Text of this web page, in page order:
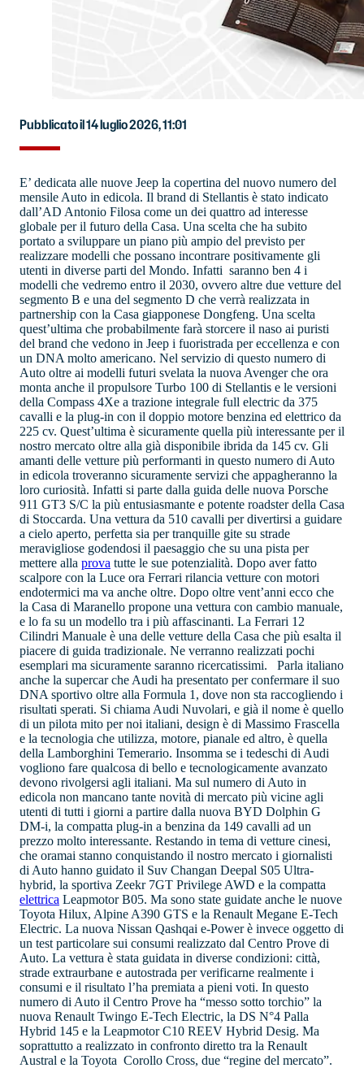
Pubblicato il 14 luglio 2026, 11:01
E’ dedicata alle nuove Jeep la copertina del nuovo numero del
mensile Auto in edicola. Il brand di Stellantis è stato indicato
dall’AD Antonio Filosa come un dei quattro ad interesse
globale per il futuro della Casa. Una scelta che ha subito
portato a sviluppare un piano più ampio del previsto per
realizzare modelli che possano incontrare positivamente gli
utenti in diverse parti del Mondo. Infatti saranno ben 4 i
modelli che vedremo entro il 2030, ovvero altre due vetture del
segmento B e una del segmento D che verrà realizzata in
partnership con la Casa giapponese Dongfeng. Una scelta
quest’ultima che probabilmente farà storcere il naso ai puristi
del brand che vedono in Jeep i fuoristrada per eccellenza e con
un DNA molto americano. Nel servizio di questo numero di
Auto oltre ai modelli futuri svelata la nuova Avenger che ora
monta anche il propulsore Turbo 100 di Stellantis e le versioni
della Compass 4Xe a trazione integrale full electric da 375
cavalli e la plug-in con il doppio motore benzina ed elettrico da
225 cv. Quest’ultima è sicuramente quella più interessante per il
nostro mercato oltre alla già disponibile ibrida da 145 cv. Gli
amanti delle vetture più performanti in questo numero di Auto
in edicola troveranno sicuramente servizi che appagheranno la
loro curiosità. Infatti si parte dalla guida delle nuova Porsche
911 GT3 S/C la più entusiasmante e potente roadster della Casa
di Stoccarda. Una vettura da 510 cavalli per divertirsi a guidare
a cielo aperto, perfetta sia per tranquille gite su strade
meravigliose godendosi il paesaggio che su una pista per
mettere alla prova tutte le sue potenzialità. Dopo aver fatto
scalpore con la Luce ora Ferrari rilancia vetture con motori
endotermici ma va anche oltre. Dopo oltre vent’anni ecco che
la Casa di Maranello propone una vettura con cambio manuale,
e lo fa su un modello tra i più affascinanti. La Ferrari 12
Cilindri Manuale è una delle vetture della Casa che più esalta il
piacere di guida tradizionale. Ne verranno realizzati pochi
esemplari ma sicuramente saranno ricercatissimi. Parla italiano
anche la supercar che Audi ha presentato per confermare il suo
DNA sportivo oltre alla Formula 1, dove non sta raccogliendo i
risultati sperati. Si chiama Audi Nuvolari, e già il nome è quello
di un pilota mito per noi italiani, design è di Massimo Frascella
e la tecnologia che utilizza, motore, pianale ed altro, è quella
della Lamborghini Temerario. Insomma se i tedeschi di Audi
vogliono fare qualcosa di bello e tecnologicamente avanzato
devono rivolgersi agli italiani. Ma sul numero di Auto in
edicola non mancano tante novità di mercato più vicine agli
utenti di tutti i giorni a partire dalla nuova BYD Dolphin G
DM-i, la compatta plug-in a benzina da 149 cavalli ad un
prezzo molto interessante. Restando in tema di vetture cinesi,
che oramai stanno conquistando il nostro mercato i giornalisti
di Auto hanno guidato il Suv Changan Deepal S05 Ultra-
hybrid, la sportiva Zeekr 7GT Privilege AWD e la compatta
elettrica Leapmotor B05. Ma sono state guidate anche le nuove
Toyota Hilux, Alpine A390 GTS e la Renault Megane E-Tech
Electric. La nuova Nissan Qashqai e-Power è invece oggetto di
un test particolare sui consumi realizzato dal Centro Prove di
Auto. La vettura è stata guidata in diverse condizioni: città,
strade extraurbane e autostrada per verificarne realmente i
consumi e il risultato l’ha premiata a pieni voti. In questo
numero di Auto il Centro Prove ha “messo sotto torchio” la
nuova Renault Twingo E-Tech Electric, la DS N°4 Palla
Hybrid 145 e la Leapmotor C10 REEV Hybrid Desig. Ma
soprattutto a realizzato in confronto diretto tra la Renault
Austral e la Toyota Corollo Cross, due “regine del mercato”.